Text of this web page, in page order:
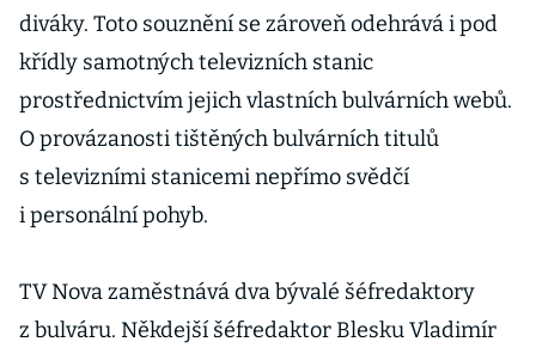
diváky. Toto souznění se zároveň odehrává i pod
křídly samotných televizních stanic
prostřednictvím jejich vlastních bulvárních webů.
O provázanosti tištěných bulvárních titulů
s televizními stanicemi nepřímo svědčí
i personální pohyb.
TV Nova zaměstnává dva bývalé šéfredaktory
z bulváru. Někdejší šéfredaktor Blesku Vladimír